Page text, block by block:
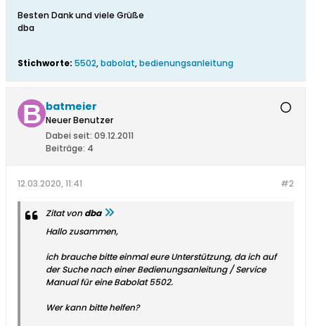
Besten Dank und viele Grüße
dba
Stichworte: 5502,babolat,bedienungsanleitung
batmeier
Neuer Benutzer
Dabei seit: 09.12.2011
Beiträge: 4
#2
12.03.2020, 11:41
Zitat von dba
Hallo zusammen,
ich brauche bitte einmal eure Unterstützung, da ich auf
der Suche nach einer Bedienungsanleitung / Service
Manual für eine Babolat 5502.
Wer kann bitte helfen?